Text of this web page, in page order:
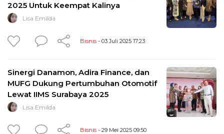
2025 Untuk Keempat Kalinya
Lisa Emilda
Bisnis - 03 Juli 2025 17:23
Sinergi Danamon, Adira Finance, dan
MUFG Dukung Pertumbuhan Otomotif
Lewat IIMS Surabaya 2025
Lisa Emilda
Bisnis - 29 Mei 2025 09:50